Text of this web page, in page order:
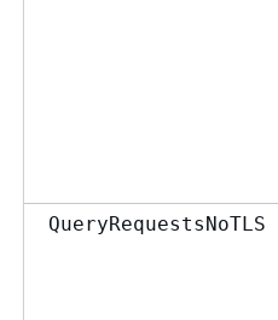
QueryRequestsNoTLS